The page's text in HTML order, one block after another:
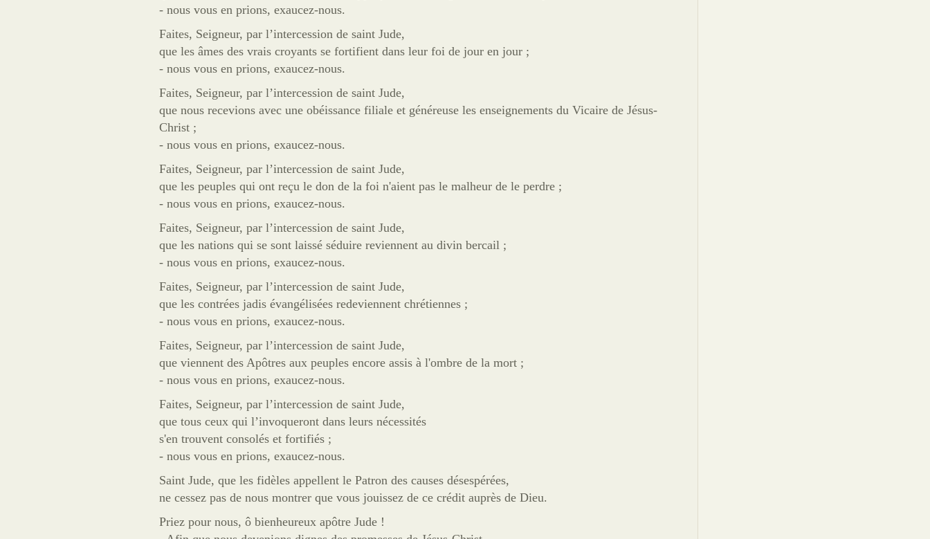
- nous vous en prions, exaucez-nous.
Faites, Seigneur, par l’intercession de saint Jude,
que les âmes des vrais croyants se fortifient dans leur foi de jour en jour ;
- nous vous en prions, exaucez-nous.
Faites, Seigneur, par l’intercession de saint Jude,
que nous recevions avec une obéissance filiale et généreuse les enseignements du Vicaire de Jésus-
Christ ;
- nous vous en prions, exaucez-nous.
Faites, Seigneur, par l’intercession de saint Jude,
que les peuples qui ont reçu le don de la foi n'aient pas le malheur de le perdre ;
- nous vous en prions, exaucez-nous.
Faites, Seigneur, par l’intercession de saint Jude,
que les nations qui se sont laissé séduire reviennent au divin bercail ;
- nous vous en prions, exaucez-nous.
Faites, Seigneur, par l’intercession de saint Jude,
que les contrées jadis évangélisées redeviennent chrétiennes ;
- nous vous en prions, exaucez-nous.
Faites, Seigneur, par l’intercession de saint Jude,
que viennent des Apôtres aux peuples encore assis à l'ombre de la mort ;
- nous vous en prions, exaucez-nous.
Faites, Seigneur, par l’intercession de saint Jude,
que tous ceux qui l’invoqueront dans leurs nécessités
s'en trouvent consolés et fortifiés ;
- nous vous en prions, exaucez-nous.
Saint Jude, que les fidèles appellent le Patron des causes désespérées,
ne cessez pas de nous montrer que vous jouissez de ce crédit auprès de Dieu.
Priez pour nous, ô bienheureux apôtre Jude !